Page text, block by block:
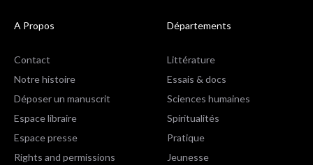
A Propos
Contact
Notre histoire
Déposer un manuscrit
Espace libraire
Espace presse
Rights and permissions
Départements
Littérature
Essais & docs
Sciences humaines
Spiritualités
Pratique
Jeunesse